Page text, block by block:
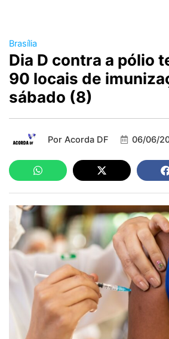
Brasília
Dia D contra a pólio
90 locais de
sábado (8)
Por Acorda DF 06/06/